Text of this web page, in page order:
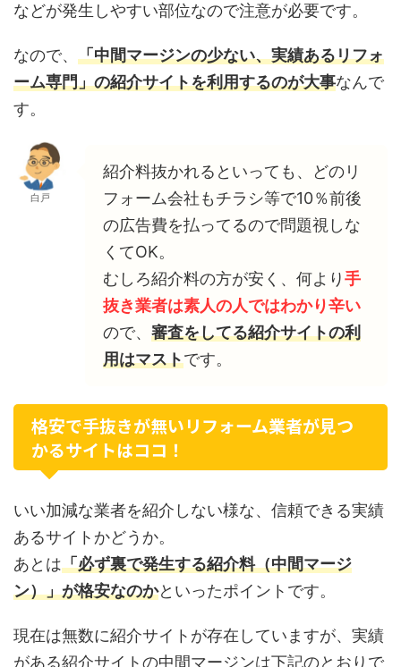
などが発生しやすい部位なので注意が必要です。
なので、 「中間マージンの少ない、実績あるリフォ
ーム専門」の紹介サイトを利用するのが大事なんで
す。
白戸
紹介料抜かれるといっても、どのリ
フォーム会社もチラシ等で10％前後
の広告費を払ってるので問題視しな
くてOK。
むしろ紹介料の方が安く、何より手
抜き業者は素人の人ではわかり辛い
ので、 審査をしてる紹介サイトの利
用はマストです。
格安で手抜きが無いリフォーム業者が見つ
かるサイトはココ！
いい加減な業者を紹介しない様な、信頼できる実績
あるサイトかどうか。
あとは「必ず裏で発生する紹介料（中間マージ
ン）」が格安なのかといったポイントです。
現在は無数に紹介サイトが存在していますが、実績
がある紹介サイトの中間マージンは下記のとおりで